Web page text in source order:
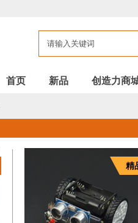
首页 新品 创造力商
精